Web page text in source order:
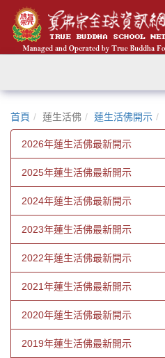
首頁 蓮生活佛 蓮生活佛開示
2026年蓮生活佛最新開示
2025年蓮生活佛最新開示
2024年蓮生活佛最新開示
2023年蓮生活佛最新開示
2022年蓮生活佛最新開示
2021年蓮生活佛最新開示
2020年蓮生活佛最新開示
2019年蓮生活佛最新開示